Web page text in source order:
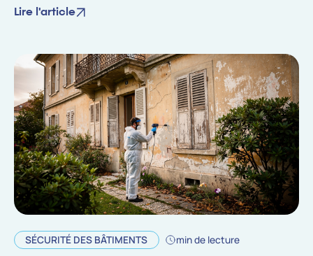
Lire l'article
SÉCURITÉ DES BÂTIMENTS min de lecture